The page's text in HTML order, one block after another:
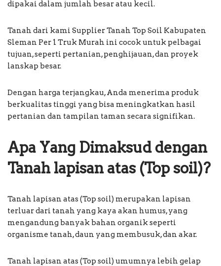
dipakai dalam jumlah besar atau kecil.
Tanah dari kami Supplier Tanah Top Soil Kabupaten
Sleman Per 1 Truk Murah ini cocok untuk pelbagai
tujuan, seperti pertanian, penghijauan, dan proyek
lanskap besar.
Dengan harga terjangkau, Anda menerima produk
berkualitas tinggi yang bisa meningkatkan hasil
pertanian dan tampilan taman secara signifikan.
Apa Yang Dimaksud dengan
Tanah lapisan atas (Top soil)?
Tanah lapisan atas (Top soil) merupakan lapisan
terluar dari tanah yang kaya akan humus, yang
mengandung banyak bahan organik seperti
organisme tanah, daun yang membusuk, dan akar.
Tanah lapisan atas (Top soil) umumnya lebih gelap